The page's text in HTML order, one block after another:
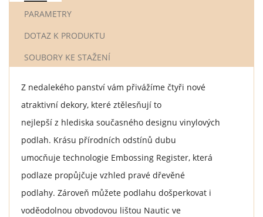
PARAMETRY
DOTAZ K PRODUKTU
SOUBORY KE STAŽENÍ
Z nedalekého panství vám přivážíme čtyři nové
atraktivní dekory, které ztělesňují to
nejlepší z hlediska současného designu vinylových
podlah. Krásu přírodních odstínů dubu
umocňuje technologie Embossing Register, která
podlaze propůjčuje vzhled pravé dřevěné
podlahy. Zároveň můžete podlahu došperkovat i
voděodolnou obvodovou lištou Nautic ve